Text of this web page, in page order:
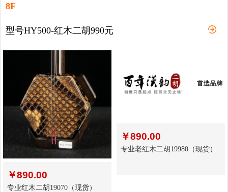
8F
型号HY500-红木二胡990元
￥890.00
专业红木二胡19070（现货）
￥890.00
专业老红木二胡19980（现货）